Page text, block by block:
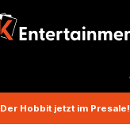
Der Hobbit jetzt im Presale!